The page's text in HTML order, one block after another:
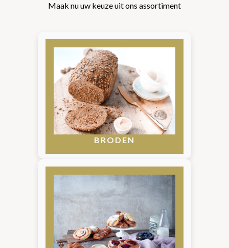
Maak nu uw keuze uit ons assortiment
BRODEN